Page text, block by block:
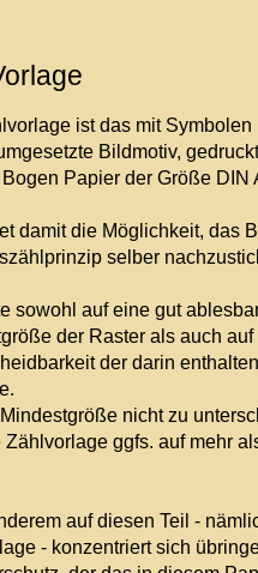
ist das mit Symbolen
Bildmotiv,
Papier der Größe DIN
damit die Möglichkeit, das
selber
sowohl auf eine gut
der Raster als auch
der darin
nicht zu
Zählvorlage ggfs. auf mehr
auf diesen Teil -
- konzentriert sich